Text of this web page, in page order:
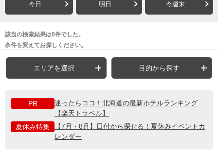
今日 明日 今週末
該当の検索結果は0件でした。
条件を変えてお探しください。
エリアを選択 目的から探す
PR
迷ったらココ！北海道の最新ホテルランキング
【楽天トラベル】
夏休み特集
【7月・8月】日付から探せる！夏休みイベントカ
レンダー